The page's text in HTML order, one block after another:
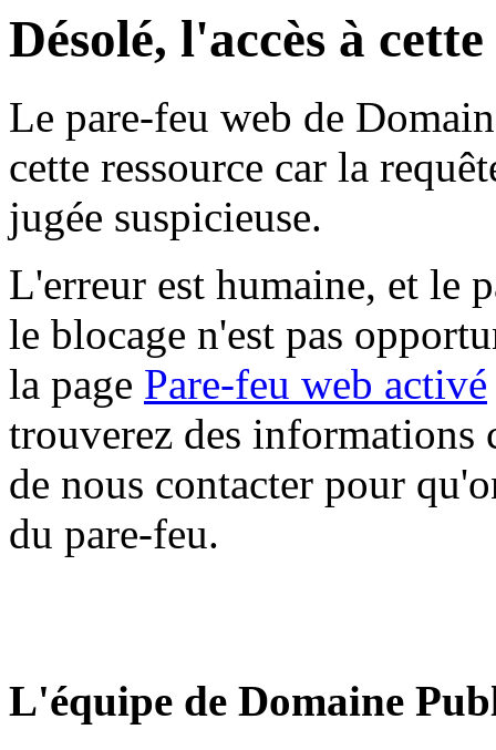
Désolé, l'accès à
Le pare-feu web de
cette ressource car la
jugée suspicieuse.
L'erreur est humaine, et le
le blocage n'est pas
la page Pare-feu web activé
trouverez des informations
de nous contacter pour
du pare-feu.
L'équipe de Domaine